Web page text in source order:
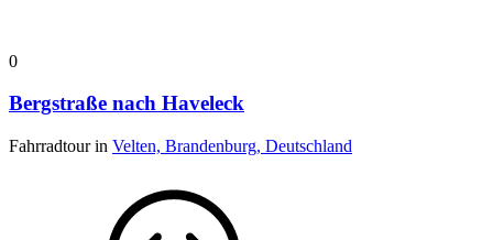
0
Bergstraße nach Haveleck
Fahrradtour in Velten, Brandenburg, Deutschland